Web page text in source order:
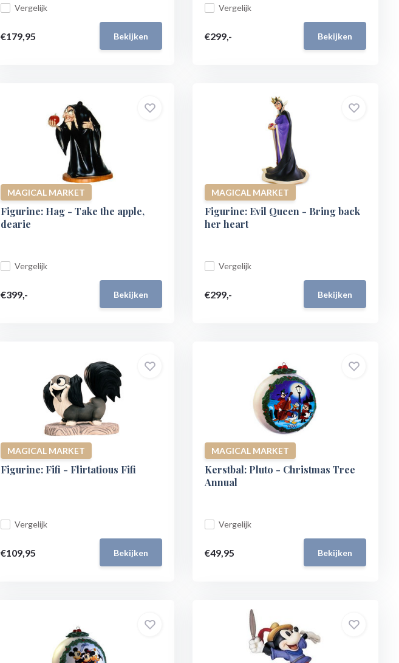
Vergelijk
€179,95 Bekijken
Vergelijk
€299,- Bekijken
MAGICAL MARKET
Figurine: Hag - Take the apple,
dearie
Vergelijk
€399,- Bekijken
MAGICAL MARKET
Figurine: Evil Queen - Bring back
her heart
Vergelijk
€299,- Bekijken
MAGICAL MARKET
Figurine: Fifi - Flirtatious Fifi
Vergelijk
€109,95 Bekijken
MAGICAL MARKET
Kerstbal: Pluto - Christmas Tree
Annual
Vergelijk
€49,95 Bekijken